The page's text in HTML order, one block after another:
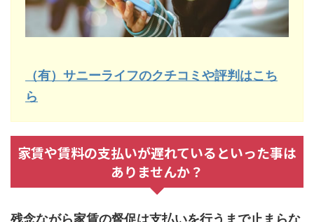
（有）サニーライフのクチコミや評判はこち
ら
家賃や賃料の支払いが遅れているといった事は
ありませんか？
残念ながら家賃の督促は支払いを行うまで止まらな